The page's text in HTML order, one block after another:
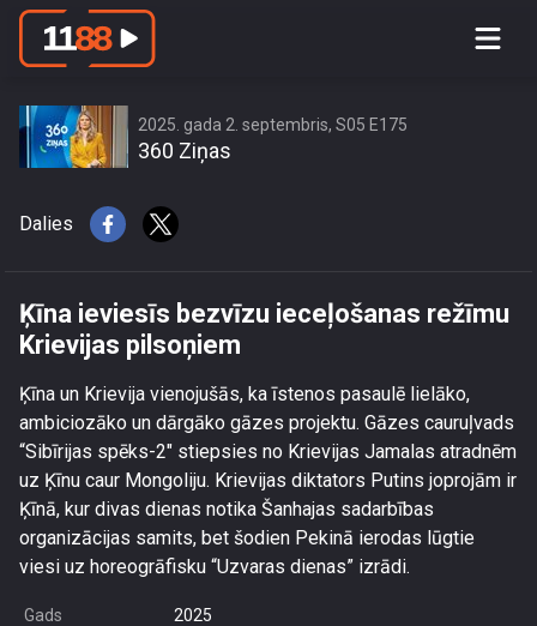
Ķīna ieviesīs bezvīzu ieceļošanas
2025. gada 2. septembris, S05 E175
360 Ziņas
Dalies
Ķīna ieviesīs bezvīzu ieceļošanas režīmu
Krievijas pilsoņiem
Ķīna un Krievija vienojušās, ka īstenos pasaulē lielāko,
ambiciozāko un dārgāko gāzes projektu. Gāzes cauruļvads
“Sibīrijas spēks-2" stiepsies no Krievijas Jamalas atradnēm
uz Ķīnu caur Mongoliju. Krievijas diktators Putins joprojām ir
Ķīnā, kur divas dienas notika Šanhajas sadarbības
organizācijas samits, bet šodien Pekinā ierodas lūgtie
viesi uz horeogrāfisku “Uzvaras dienas” izrādi.
Gads 2025